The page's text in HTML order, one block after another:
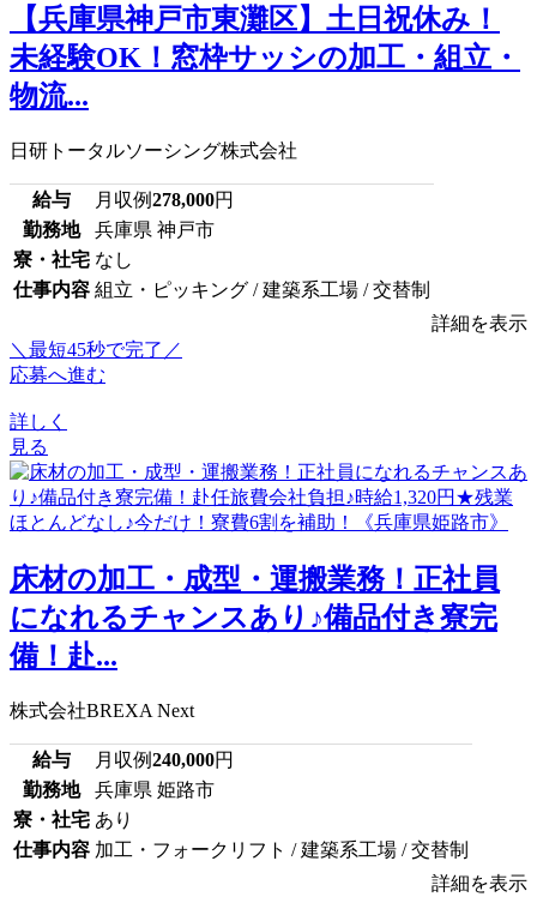
【兵庫県神戸市東灘区】土日祝休み！
未経験OK！窓枠サッシの加工・組立・
物流...
日研トータルソーシング株式会社
給与 月収例278,000円
勤務地
兵庫県 神戸市
寮・社宅 なし
仕事内容 組立・ピッキング / 建築系工場 / 交替制
詳細を表示
＼最短45秒で完了／
応募へ進む
詳しく
見る
床材の加工・成型・運搬業務！正社員
になれるチャンスあり♪備品付き寮完
備！赴...
株式会社BREXA Next
給与 月収例240,000円
勤務地
兵庫県 姫路市
寮・社宅 あり
仕事内容 加工・フォークリフト / 建築系工場 / 交替制
詳細を表示